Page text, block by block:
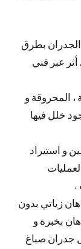
بطرق
عبر فني
، المحروقة و
خلل فيها
و استيراد
لعمليات
.
زياتي بدون
بخبرة و
جدران صباغ